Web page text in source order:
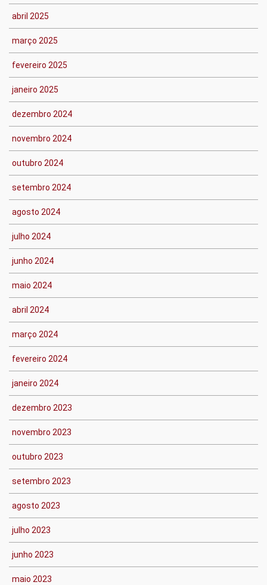
abril 2025
março 2025
fevereiro 2025
janeiro 2025
dezembro 2024
novembro 2024
outubro 2024
setembro 2024
agosto 2024
julho 2024
junho 2024
maio 2024
abril 2024
março 2024
fevereiro 2024
janeiro 2024
dezembro 2023
novembro 2023
outubro 2023
setembro 2023
agosto 2023
julho 2023
junho 2023
maio 2023